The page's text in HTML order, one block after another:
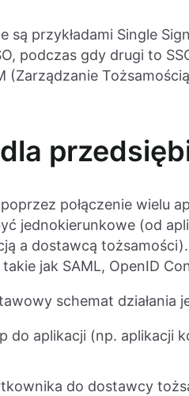
są przykładami Single
podczas gdy drugi to
(Zarządzanie
dla
połączenie wielu
jednokierunkowe (od
a dostawcą
jak SAML, OpenID
schemat działania
do aplikacji (np. aplikacji
do dostawcy